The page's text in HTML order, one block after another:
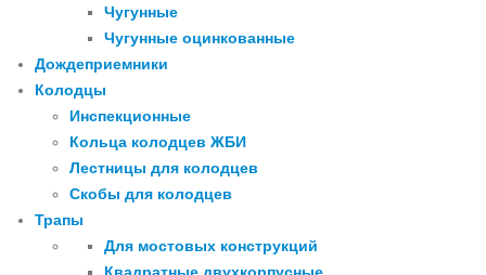
Чугунные
Чугунные оцинкованные
Дождеприемники
Колодцы
Инспекционные
Кольца колодцев ЖБИ
Лестницы для колодцев
Скобы для колодцев
Трапы
Для мостовых конструкций